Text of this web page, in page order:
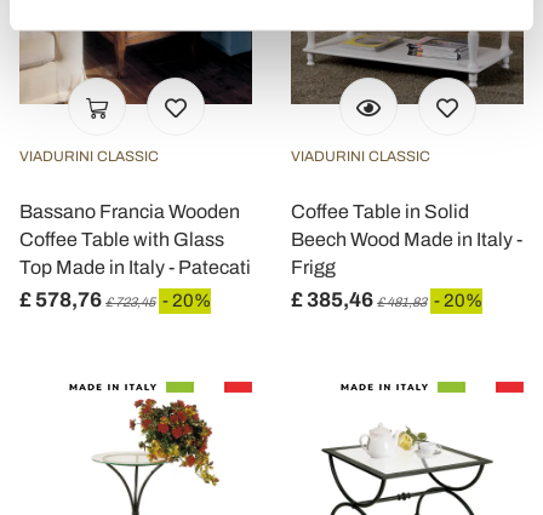
(impronte digitali).
Approfondisci come vengono elaborati i tuoi dati personali
e imposta le tue preferenze nellasezione dettagli. Puoi
dalla Dichiarazione sui cookie.
Utilizziamo i cookie per personalizzare contenuti ed
annunci, per fornire funzionalità dei social media e per
analizzare il nostro traffico. Condividiamo inoltre
informazioni sul modo in cui utilizza il nostro sito con i
con altre informazioni che ha fornito loro o che hanno
raccolto dal suo utilizzo dei loro servizi.
VIADURINI CLASSIC
Bassano Francia Wooden
Coffee Table with Glass
Top Made in Italy - Patecati
£ 578,76 £ 723,45 - 20%
VIADURINI CLASSIC
Coffee Table in Solid
Beech Wood Made in Italy -
Frigg
£ 385,46 £ 481,83 - 20%